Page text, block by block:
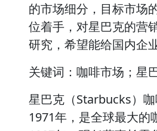
的市场细分，目标市场
位着手，对星巴克的营
研究，希望能给国内企
关键词：咖啡市场；星
星巴克（Starbucks）
1971年，是全球最大的